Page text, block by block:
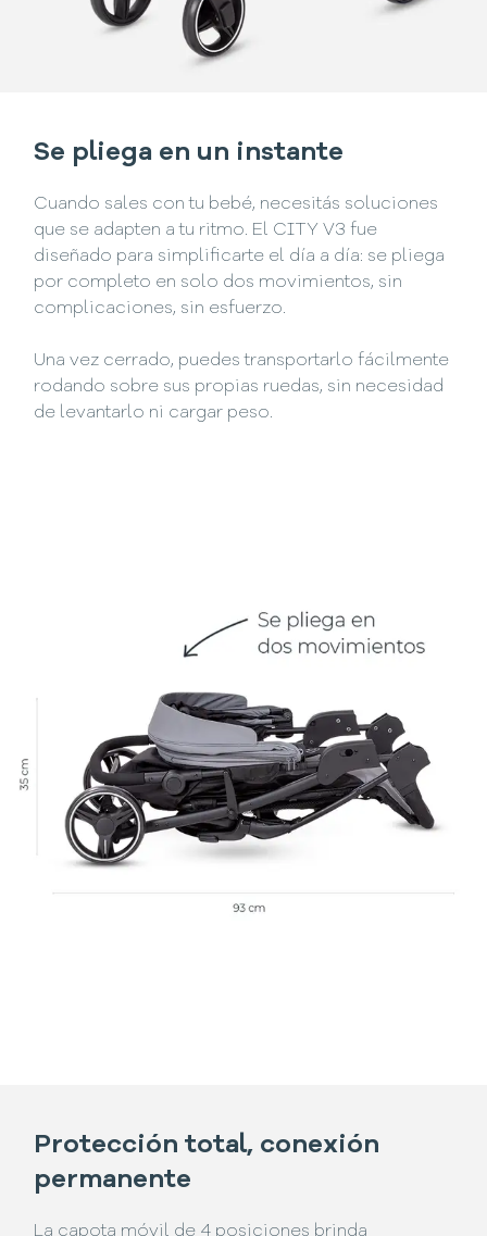
Se pliega en un instante
Cuando sales con tu bebé, necesitás soluciones
que se adapten a tu ritmo. El CITY V3 fue
diseñado para simplificarte el día a día: se pliega
por completo en solo dos movimientos, sin
complicaciones, sin esfuerzo.
Una vez cerrado, puedes transportarlo fácilmente
rodando sobre sus propias ruedas, sin necesidad
de levantarlo ni cargar peso.
Protección total, conexión
permanente
La capota móvil de 4 posiciones brinda